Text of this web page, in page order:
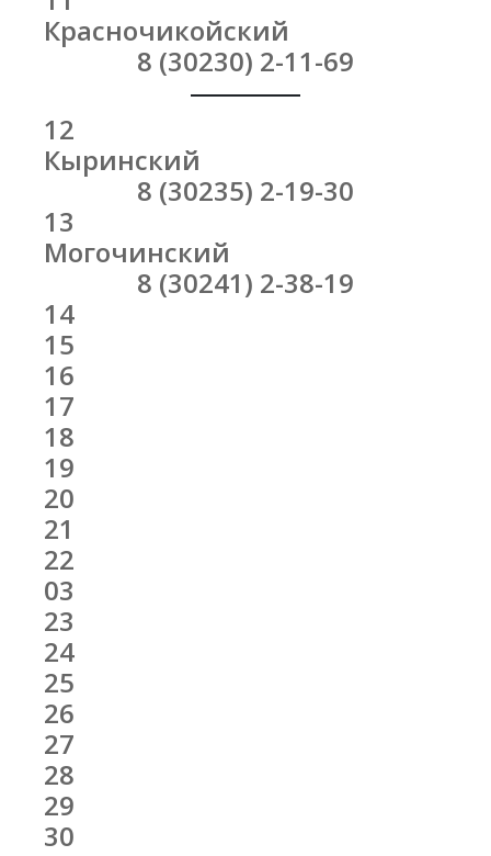
Красночикойский
8 (30230) 2-11-69
12
Кыринский
8 (30235) 2-19-30
13
Могочинский
8 (30241) 2-38-19
14
15
16
17
18
19
20
21
22
03
23
24
25
26
27
28
29
30